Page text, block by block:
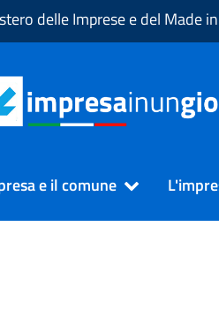
delle Imprese e del Made in
e il comune